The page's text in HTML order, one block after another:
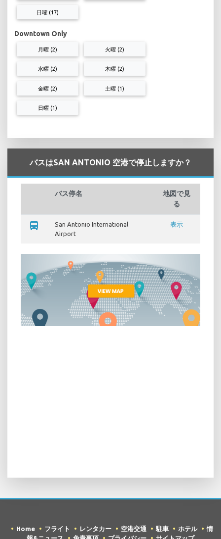
日曜 (17)
Downtown Only
月曜 (2) 火曜 (2)
水曜 (2) 木曜 (2)
金曜 (2) 土曜 (1)
日曜 (1)
バスはSAN ANTONIO 空港で停止しますか？
バス停名
地図で見
る
directions_bus
San Antonio International
Airport
表示
Home フライト レンタカー 空港交通 駐車 ホテル
情